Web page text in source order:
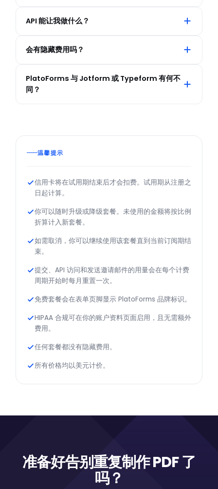
API 能让我做什么？
会有隐藏费用吗？
PlatoForms 与 Jotform 或 Typeform 有何不
同？
温馨提示
信用卡将在试用期结束后才会扣费。试用期从注册之
日起计算。
你可以随时升级或降级套餐。未使用的金额将按比例
折算计入新套餐。
如需取消，你可以继续使用该套餐直到当前订阅期结
束。
提交、API 访问和发送邀请邮件的用量会在每个计费
周期开始时每月重置一次。
免费套餐会在表单页脚显示 PlatoForms 品牌标识。
HIPAA 合规可在你的账户资料页面启用，且无需额外
费用。
任何套餐都没有隐藏费用。
所有价格均以美元计价。
准备好告别重复制作 PDF 了
吗？